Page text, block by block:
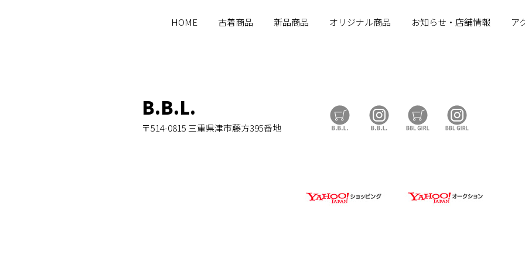
HOME 古着商品 新品商品 オリジナル商品 お知らせ・店舗情報 ア
B.B.L.
〒514-0815 三重県津市藤方395番地
B.B.L Store B.B.L BBL GIRL Store